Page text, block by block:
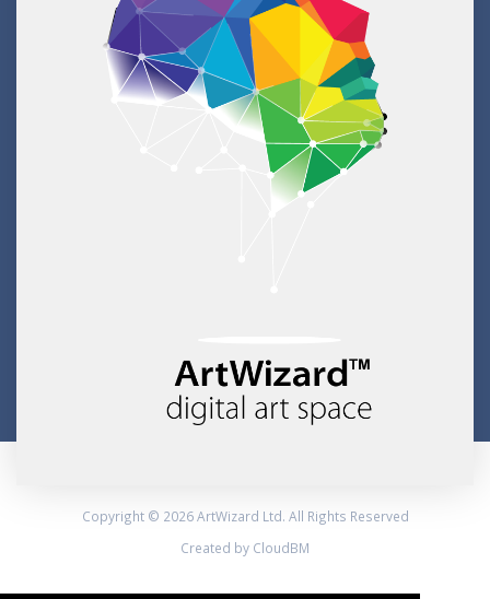
Copyright © 2026 ArtWizard Ltd. All Rights Reserved
Created by CloudBM